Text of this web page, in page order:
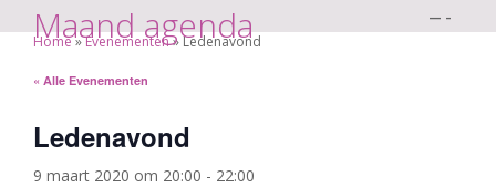
— –
Home»Evenementen»Ledenavond
Maand agenda
« Alle Evenementen
Ledenavond
9 maart 2020 om 20:00 - 22:00